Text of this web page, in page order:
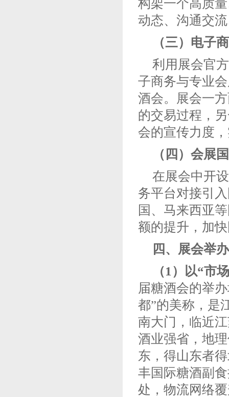
构架一个高质
动态、沟通交
（三）电子
利用展会官
子商务与专业
酒会。展会一
的交易过程，
会的宣传力度
（四）会展
在展会中开
务平台对接引
国、马来西亚
额的提升，加
四、展会举
（1）
以“市
届糖酒会的举
都”的美称，是
南大门，临近
酒业强省，地
东，得山东者
丰国际糖酒副
处，物流网络